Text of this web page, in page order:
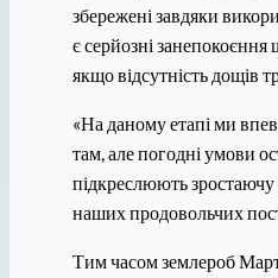
збережені завдяки
є серйозні
якщо відсутність дощів
«На даному етапі ми
там, але погодні умови
підкреслюють
наших продовольчих
Тим часом землероб